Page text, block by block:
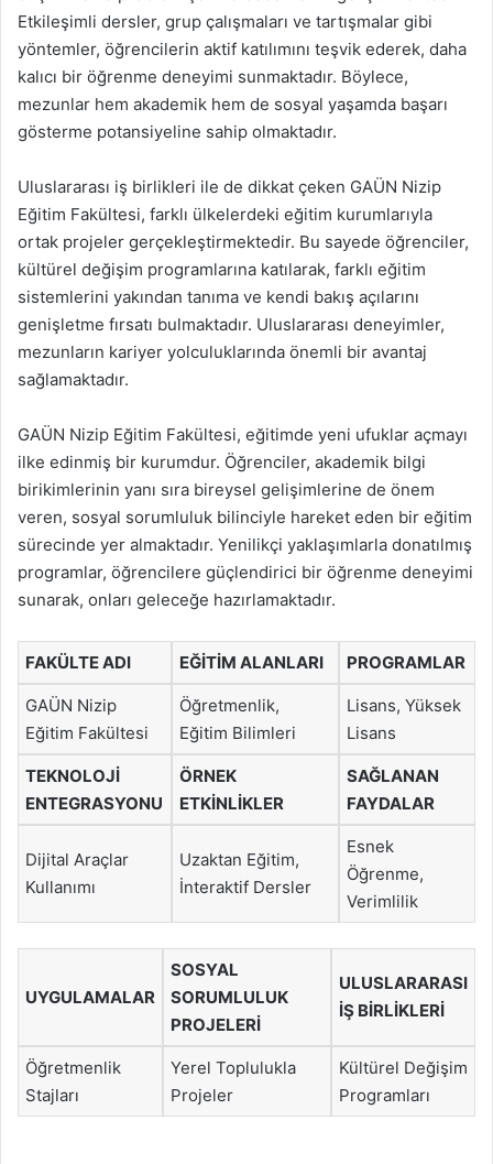
Etkileşimli dersler, grup çalışmaları ve tartışmalar gibi
yöntemler, öğrencilerin aktif katılımını teşvik ederek, daha
kalıcı bir öğrenme deneyimi sunmaktadır. Böylece,
mezunlar hem akademik hem de sosyal yaşamda başarı
gösterme potansiyeline sahip olmaktadır.
Uluslararası iş birlikleri ile de dikkat çeken GAÜN Nizip
Eğitim Fakültesi, farklı ülkelerdeki eğitim kurumlarıyla
ortak projeler gerçekleştirmektedir. Bu sayede öğrenciler,
kültürel değişim programlarına katılarak, farklı eğitim
sistemlerini yakından tanıma ve kendi bakış açılarını
genişletme fırsatı bulmaktadır. Uluslararası deneyimler,
mezunların kariyer yolculuklarında önemli bir avantaj
sağlamaktadır.
GAÜN Nizip Eğitim Fakültesi, eğitimde yeni ufuklar açmayı
ilke edinmiş bir kurumdur. Öğrenciler, akademik bilgi
birikimlerinin yanı sıra bireysel gelişimlerine de önem
veren, sosyal sorumluluk bilinciyle hareket eden bir eğitim
sürecinde yer almaktadır. Yenilikçi yaklaşımlarla donatılmış
programlar, öğrencilere güçlendirici bir öğrenme deneyimi
sunarak, onları geleceğe hazırlamaktadır.
FAKÜLTE ADI EĞİTİM ALANLARI PROGRAMLAR
GAÜN Nizip
Eğitim Fakültesi
Öğretmenlik,
Eğitim Bilimleri
Lisans, Yüksek
Lisans
TEKNOLOJİ
ENTEGRASYONU
ÖRNEK
ETKİNLİKLER
SAĞLANAN
FAYDALAR
Dijital Araçlar
Kullanımı
Uzaktan Eğitim,
İnteraktif Dersler
Esnek
Öğrenme,
Verimlilik
UYGULAMALAR
SOSYAL
SORUMLULUK
PROJELERİ
ULUSLARARASI
İŞ BİRLİKLERİ
Öğretmenlik
Stajları
Yerel Toplulukla
Projeler
Kültürel Değişim
Programları